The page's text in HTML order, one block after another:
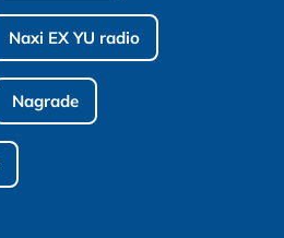
Naxi EX YU radio
Nagrade